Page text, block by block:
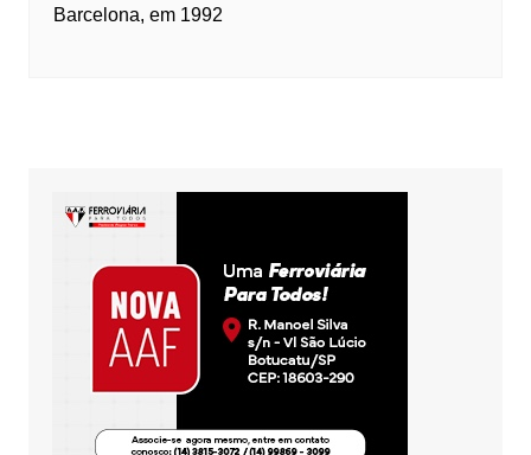
Barcelona, em 1992